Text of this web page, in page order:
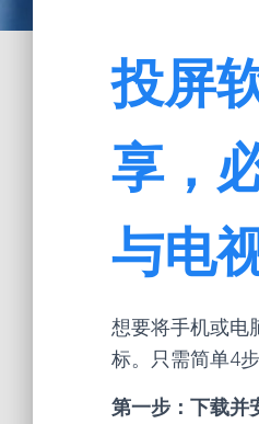
投屏
享，
与电
想要将手机或电
标。只需简单4
第一步：下载并